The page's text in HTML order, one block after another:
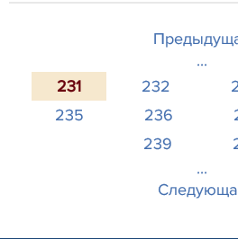
...
231
232
235
236
239
...